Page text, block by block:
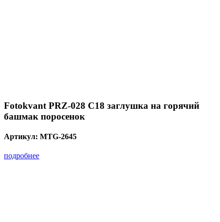
Fotokvant PRZ-028 C18 заглушка на горячий
башмак поросенок
Артикул: MTG-2645
подробнее